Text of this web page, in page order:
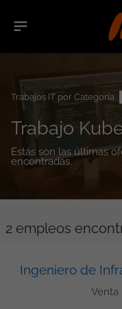
Trabajos IT por Categoría
Trabajo
Estás son las últimas
encontradas.
2 empleos
Ingeniero de
Venta